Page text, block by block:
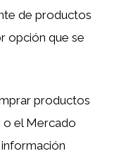
de productos
opción que se
productos
o el Mercado